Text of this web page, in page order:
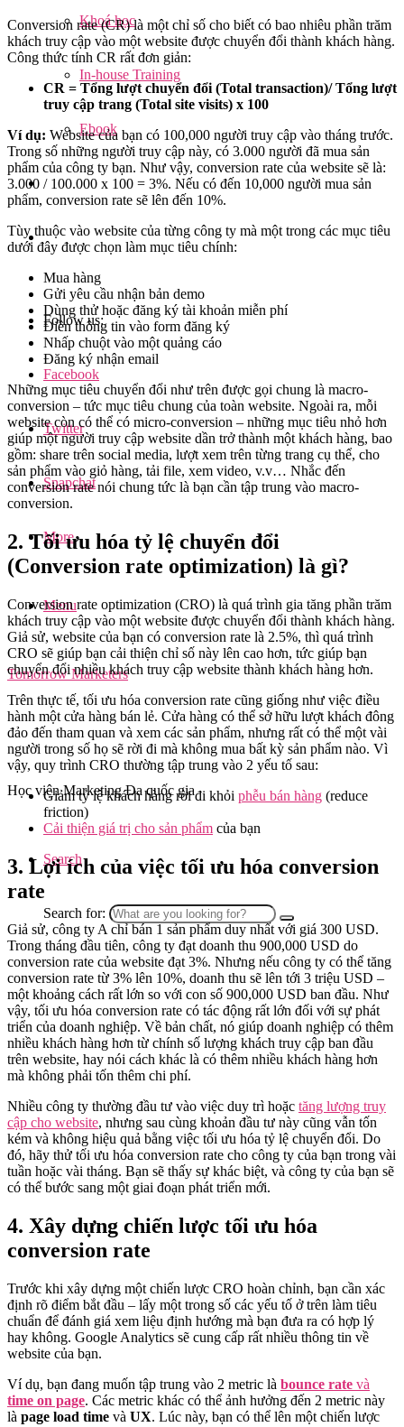
Khoá học
In-house Training
Ebook
Follow us:
Facebook
Twitter
Snapchat
More
Menu
Tomorrow Marketers
Học viện Marketing Đa quốc gia
Search
Search for:
Conversion rate (CR) là một chỉ số cho biết có bao nhiêu phần trăm
khách truy cập vào một website được chuyển đổi thành khách hàng.
Công thức tính CR rất đơn giản:
CR = Tổng lượt chuyển đổi (Total transaction)/ Tổng lượt
truy cập trang (Total site visits) x 100
Ví dụ: Website của bạn có 100,000 người truy cập vào tháng trước.
Trong số những người truy cập này, có 3.000 người đã mua sản
phẩm của công ty bạn. Như vậy, conversion rate của website sẽ là:
3.000 / 100.000 x 100 = 3%. Nếu có đến 10,000 người mua sản
phẩm, conversion rate sẽ lên đến 10%.
Tùy thuộc vào website của từng công ty mà một trong các mục tiêu
dưới đây được chọn làm mục tiêu chính:
Mua hàng
Gửi yêu cầu nhận bản demo
Dùng thử hoặc đăng ký tài khoản miễn phí
Điền thông tin vào form đăng ký
Nhấp chuột vào một quảng cáo
Đăng ký nhận email
Những mục tiêu chuyển đổi như trên được gọi chung là macro-
conversion – tức mục tiêu chung của toàn website. Ngoài ra, mỗi
website còn có thể có micro-conversion – những mục tiêu nhỏ hơn
giúp một người truy cập website dần trở thành một khách hàng, bao
gồm: share trên social media, lượt xem trên từng trang cụ thể, cho
sản phẩm vào giỏ hàng, tải file, xem video, v.v… Nhắc đến
conversion rate nói chung tức là bạn cần tập trung vào macro-
conversion.
2. Tối ưu hóa tỷ lệ chuyển đổi
(Conversion rate optimization) là gì?
Conversion rate optimization (CRO) là quá trình gia tăng phần trăm
khách truy cập vào một website được chuyển đổi thành khách hàng.
Giả sử, website của bạn có conversion rate là 2.5%, thì quá trình
CRO sẽ giúp bạn cải thiện chỉ số này lên cao hơn, tức giúp bạn
chuyển đổi nhiều khách truy cập website thành khách hàng hơn.
Trên thực tế, tối ưu hóa conversion rate cũng giống như việc điều
hành một cửa hàng bán lẻ. Cửa hàng có thể sở hữu lượt khách đông
đảo đến tham quan và xem các sản phẩm, nhưng rất có thể một vài
người trong số họ sẽ rời đi mà không mua bất kỳ sản phẩm nào. Vì
vậy, quy trình CRO thường tập trung vào 2 yếu tố sau:
Giảm tỷ lệ khách hàng rời đi khỏi phễu bán hàng (reduce
friction)
Cải thiện giá trị cho sản phẩm của bạn
3. Lợi ích của việc tối ưu hóa conversion
rate
Giả sử, công ty A chỉ bán 1 sản phẩm duy nhất với giá 300 USD.
Trong tháng đầu tiên, công ty đạt doanh thu 900,000 USD do
conversion rate của website đạt 3%. Nhưng nếu công ty có thể tăng
conversion rate từ 3% lên 10%, doanh thu sẽ lên tới 3 triệu USD –
một khoảng cách rất lớn so với con số 900,000 USD ban đầu. Như
vậy, tối ưu hóa conversion rate có tác động rất lớn đối với sự phát
triển của doanh nghiệp. Về bản chất, nó giúp doanh nghiệp có thêm
nhiều khách hàng hơn từ chính số lượng khách truy cập ban đầu
trên website, hay nói cách khác là có thêm nhiều khách hàng hơn
mà không phải tốn thêm chi phí.
Nhiều công ty thường đầu tư vào việc duy trì hoặc tăng lượng truy
cập cho website, nhưng sau cùng khoản đầu tư này cũng vẫn tốn
kém và không hiệu quả bằng việc tối ưu hóa tỷ lệ chuyển đổi. Do
đó, hãy thử tối ưu hóa conversion rate cho công ty của bạn trong vài
tuần hoặc vài tháng. Bạn sẽ thấy sự khác biệt, và công ty của bạn sẽ
có thể bước sang một giai đoạn phát triển mới.
4. Xây dựng chiến lược tối ưu hóa
conversion rate
Trước khi xây dựng một chiến lược CRO hoàn chỉnh, bạn cần xác
định rõ điểm bắt đầu – lấy một trong số các yếu tố ở trên làm tiêu
chuẩn để đánh giá xem liệu định hướng mà bạn đưa ra có hợp lý
hay không. Google Analytics sẽ cung cấp rất nhiều thông tin về
website của bạn.
Ví dụ, bạn đang muốn tập trung vào 2 metric là bounce rate và
time on page. Các metric khác có thể ảnh hưởng đến 2 metric này
là page load time và UX. Lúc này, bạn có thể lên một chiến lược